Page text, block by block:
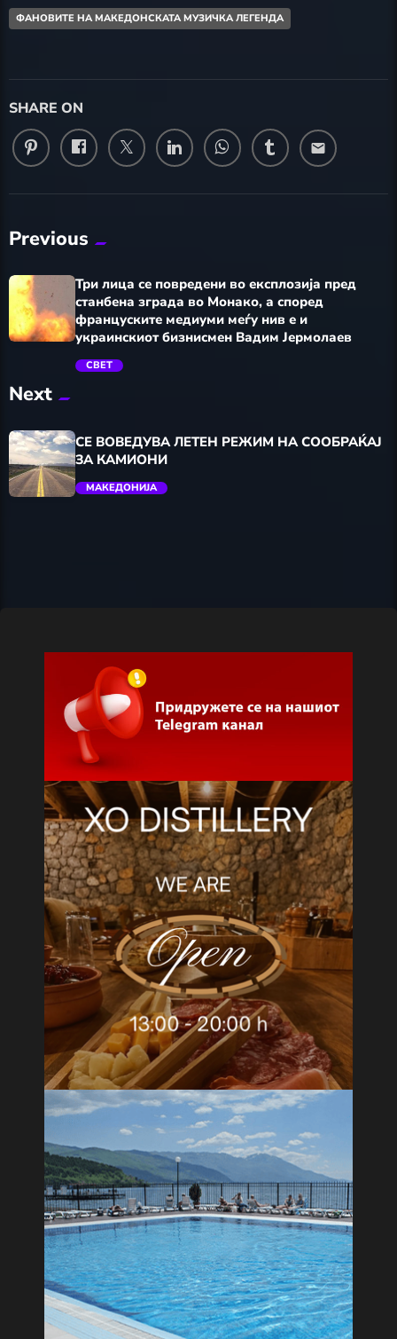
ФАНОВИТЕ НА МАКЕДОНСКАТА МУЗИЧКА ЛЕГЕНДА
SHARE ON
email
Previous
trending_flat
Три лица се повредени во експлозија пред
станбена зграда во Монако, а според
француските медиуми меѓу нив е и
украинскиот бизнисмен Вадим Јермолаев
СВЕТ
Next
СЕ ВОВЕДУВА ЛЕТЕН РЕЖИМ НА СООБРАЌАЈ
ЗА КАМИОНИ
МАКЕДОНИЈА